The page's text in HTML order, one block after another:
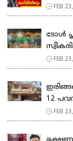
FEB
ടോള്‍
FEB
12
FEB